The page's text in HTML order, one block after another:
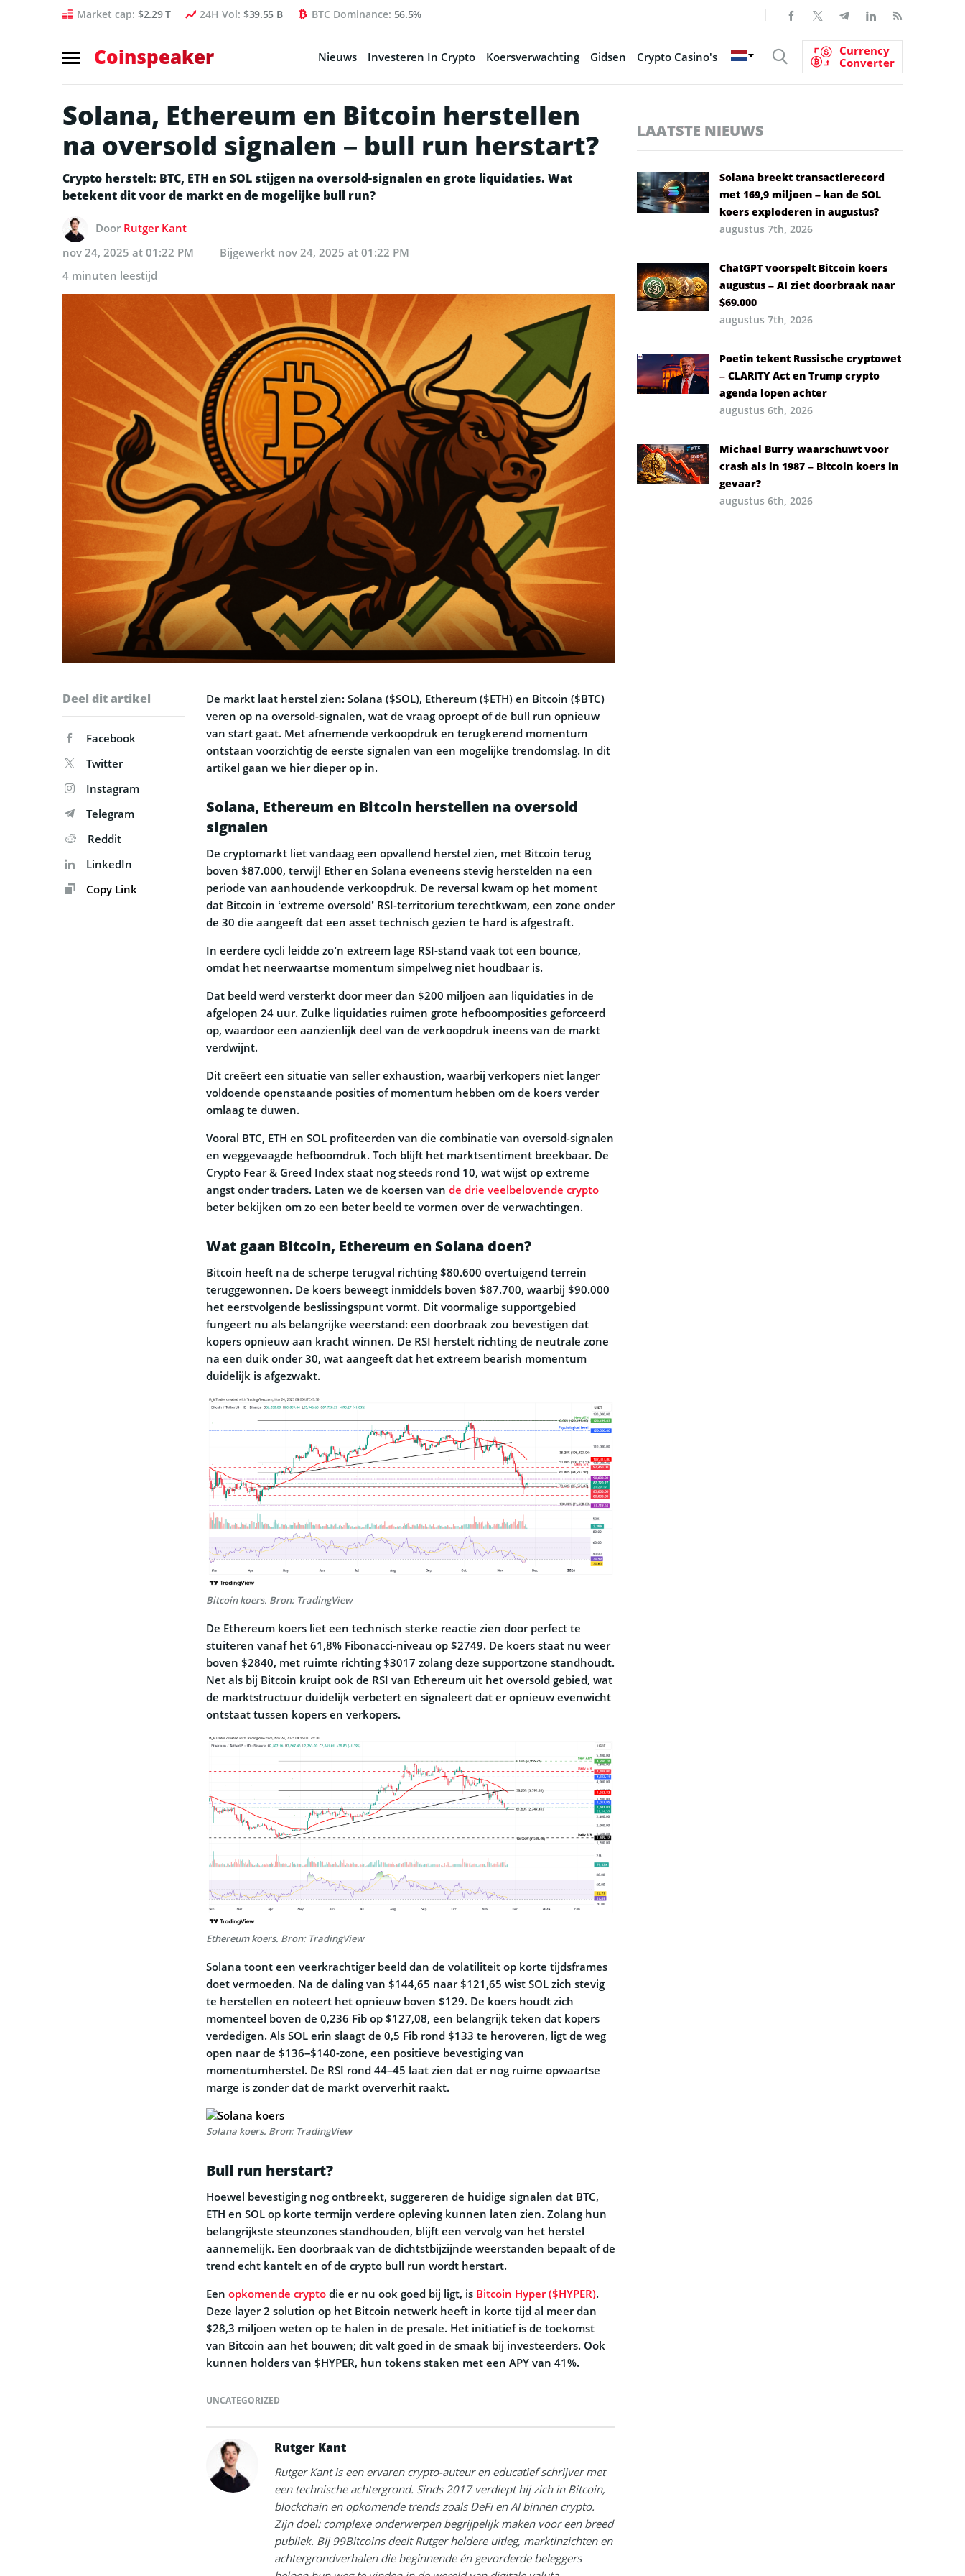
Market cap: $2.29 T 24H Vol: $39.55 B BTC Dominance: 56.5%
Coinspeaker Nieuws Investeren In Crypto Koersverwachting Gidsen Crypto Casino's
Currency
Converter
Solana, Ethereum en Bitcoin herstellen
na oversold signalen – bull run herstart?
Crypto herstelt: BTC, ETH en SOL stijgen na oversold-signalen en grote liquidaties. Wat
betekent dit voor de markt en de mogelijke bull run?
Door Rutger Kant
nov 24, 2025 at 01:22 PM
Bijgewerkt nov 24, 2025 at 01:22 PM
4 minuten leestijd
Deel dit artikel
Facebook
Twitter
Instagram
Telegram
Reddit
LinkedIn
Copy Link
De markt laat herstel zien: Solana ($SOL), Ethereum ($ETH) en Bitcoin ($BTC)
veren op na oversold-signalen, wat de vraag oproept of de bull run opnieuw
van start gaat. Met afnemende verkoopdruk en terugkerend momentum
ontstaan voorzichtig de eerste signalen van een mogelijke trendomslag. In dit
artikel gaan we hier dieper op in.
Solana, Ethereum en Bitcoin herstellen na oversold
signalen
De cryptomarkt liet vandaag een opvallend herstel zien, met Bitcoin terug
boven $87.000, terwijl Ether en Solana eveneens stevig herstelden na een
periode van aanhoudende verkoopdruk. De reversal kwam op het moment
dat Bitcoin in ‘extreme oversold’ RSI-territorium terechtkwam, een zone onder
de 30 die aangeeft dat een asset technisch gezien te hard is afgestraft.
In eerdere cycli leidde zo’n extreem lage RSI-stand vaak tot een bounce,
omdat het neerwaartse momentum simpelweg niet houdbaar is.
Dat beeld werd versterkt door meer dan $200 miljoen aan liquidaties in de
afgelopen 24 uur. Zulke liquidaties ruimen grote hefboomposities geforceerd
op, waardoor een aanzienlijk deel van de verkoopdruk ineens van de markt
verdwijnt.
Dit creëert een situatie van seller exhaustion, waarbij verkopers niet langer
voldoende openstaande posities of momentum hebben om de koers verder
omlaag te duwen.
Vooral BTC, ETH en SOL profiteerden van die combinatie van oversold-signalen
en weggevaagde hefboomdruk. Toch blijft het marktsentiment breekbaar. De
Crypto Fear & Greed Index staat nog steeds rond 10, wat wijst op extreme
angst onder traders. Laten we de koersen van de drie veelbelovende crypto
beter bekijken om zo een beter beeld te vormen over de verwachtingen.
Wat gaan Bitcoin, Ethereum en Solana doen?
Bitcoin heeft na de scherpe terugval richting $80.600 overtuigend terrein
teruggewonnen. De koers beweegt inmiddels boven $87.700, waarbij $90.000
het eerstvolgende beslissingspunt vormt. Dit voormalige supportgebied
fungeert nu als belangrijke weerstand: een doorbraak zou bevestigen dat
kopers opnieuw aan kracht winnen. De RSI herstelt richting de neutrale zone
na een duik onder 30, wat aangeeft dat het extreem bearish momentum
duidelijk is afgezwakt.
Bitcoin koers. Bron: TradingView
De Ethereum koers liet een technisch sterke reactie zien door perfect te
stuiteren vanaf het 61,8% Fibonacci-niveau op $2749. De koers staat nu weer
boven $2840, met ruimte richting $3017 zolang deze supportzone standhoudt.
Net als bij Bitcoin kruipt ook de RSI van Ethereum uit het oversold gebied, wat
de marktstructuur duidelijk verbetert en signaleert dat er opnieuw evenwicht
ontstaat tussen kopers en verkopers.
Ethereum koers. Bron: TradingView
Solana toont een veerkrachtiger beeld dan de volatiliteit op korte tijdsframes
doet vermoeden. Na de daling van $144,65 naar $121,65 wist SOL zich stevig
te herstellen en noteert het opnieuw boven $129. De koers houdt zich
momenteel boven de 0,236 Fib op $127,08, een belangrijk teken dat kopers
verdedigen. Als SOL erin slaagt de 0,5 Fib rond $133 te heroveren, ligt de weg
open naar de $136–$140-zone, een positieve bevestiging van
momentumherstel. De RSI rond 44–45 laat zien dat er nog ruime opwaartse
marge is zonder dat de markt oververhit raakt.
Solana koers. Bron: TradingView
Bull run herstart?
Hoewel bevestiging nog ontbreekt, suggereren de huidige signalen dat BTC,
ETH en SOL op korte termijn verdere opleving kunnen laten zien. Zolang hun
belangrijkste steunzones standhouden, blijft een vervolg van het herstel
aannemelijk. Een doorbraak van de dichtstbijzijnde weerstanden bepaalt of de
trend echt kantelt en of de crypto bull run wordt herstart.
Een opkomende crypto die er nu ook goed bij ligt, is Bitcoin Hyper ($HYPER).
Deze layer 2 solution op het Bitcoin netwerk heeft in korte tijd al meer dan
$28,3 miljoen weten op te halen in de presale. Het initiatief is de toekomst
van Bitcoin aan het bouwen; dit valt goed in de smaak bij investeerders. Ook
kunnen holders van $HYPER, hun tokens staken met een APY van 41%.
UNCATEGORIZED
Rutger Kant
Rutger Kant is een ervaren crypto-auteur en educatief schrijver met
een technische achtergrond. Sinds 2017 verdiept hij zich in Bitcoin,
blockchain en opkomende trends zoals DeFi en AI binnen crypto.
Zijn doel: complexe onderwerpen begrijpelijk maken voor een breed
publiek. Bij 99Bitcoins deelt Rutger heldere uitleg, marktinzichten en
achtergrondverhalen die beginnende én gevorderde beleggers
LAATSTE NIEUWS
Solana breekt transactierecord
met 169,9 miljoen – kan de SOL
koers exploderen in augustus?
augustus 7th, 2026
ChatGPT voorspelt Bitcoin koers
augustus – AI ziet doorbraak naar
$69.000
augustus 7th, 2026
Poetin tekent Russische cryptowet
– CLARITY Act en Trump crypto
agenda lopen achter
augustus 6th, 2026
Michael Burry waarschuwt voor
crash als in 1987 – Bitcoin koers in
gevaar?
augustus 6th, 2026